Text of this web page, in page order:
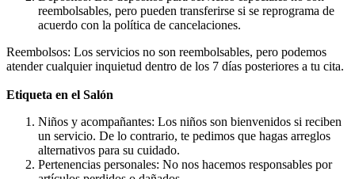
reembolsables, pero pueden transferirse si se reprograma de
acuerdo con la política de cancelaciones.
Reembolsos: Los servicios no son reembolsables, pero podemos
atender cualquier inquietud dentro de los 7 días posteriores a tu cita.
Etiqueta en el Salón
Niños y acompañantes: Los niños son bienvenidos si reciben
un servicio. De lo contrario, te pedimos que hagas arreglos
alternativos para su cuidado.
Pertenencias personales: No nos hacemos responsables por